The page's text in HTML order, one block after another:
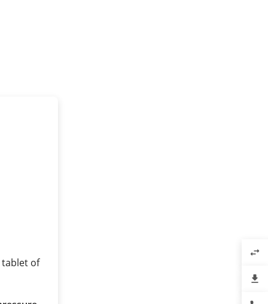
of
swap_horiz
file_download